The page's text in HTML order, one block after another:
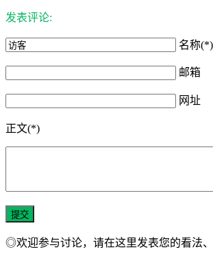
发表评论:
名称(*)
邮箱
网址
正文(*)
◎欢迎参与讨论，请在这里发表您的看法、